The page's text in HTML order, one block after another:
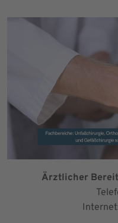
Ärztlicher